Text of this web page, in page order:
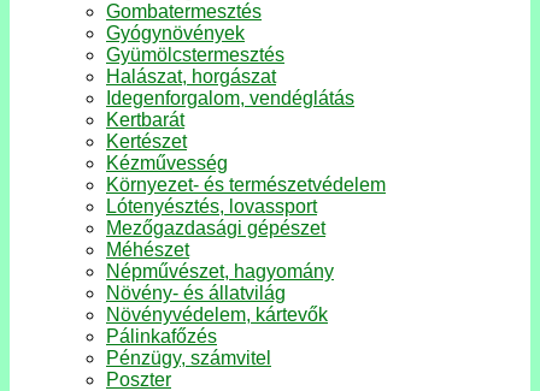
Gombatermesztés
Gyógynövények
Gyümölcstermesztés
Halászat, horgászat
Idegenforgalom, vendéglátás
Kertbarát
Kertészet
Kézművesség
Környezet- és természetvédelem
Lótenyésztés, lovassport
Mezőgazdasági gépészet
Méhészet
Népművészet, hagyomány
Növény- és állatvilág
Növényvédelem, kártevők
Pálinkafőzés
Pénzügy, számvitel
Poszter